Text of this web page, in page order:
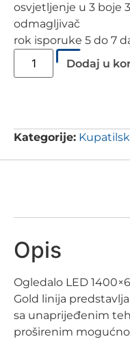
osvjetljenje u 3 boje
odmagljivač
rok isporuke 5 do 7
Dodaj u
Kategorije:
Opis
Ogledalo LED
Gold linija
sa unaprijeđenim
proširenim